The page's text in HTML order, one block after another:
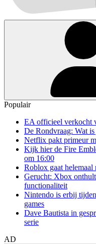
Populair
EA officieel verkocht
De Rondvraag: Wat
Netflix pakt primeur
Kijk hier de Fire
om 16:00
Roblox gaat helemaal
Gerucht: Xbox
functionaliteit
Nintendo is erbij
games
Dave Bautista in
serie
AD